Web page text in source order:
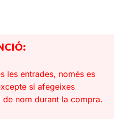
les entrades, només es
si afegeixes
nom durant la compra.